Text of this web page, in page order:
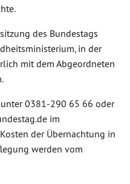
des Bundestags
in der
mit dem Abgeordneten
0381-290 65 66 oder
im
der Übernachtung in
werden vom